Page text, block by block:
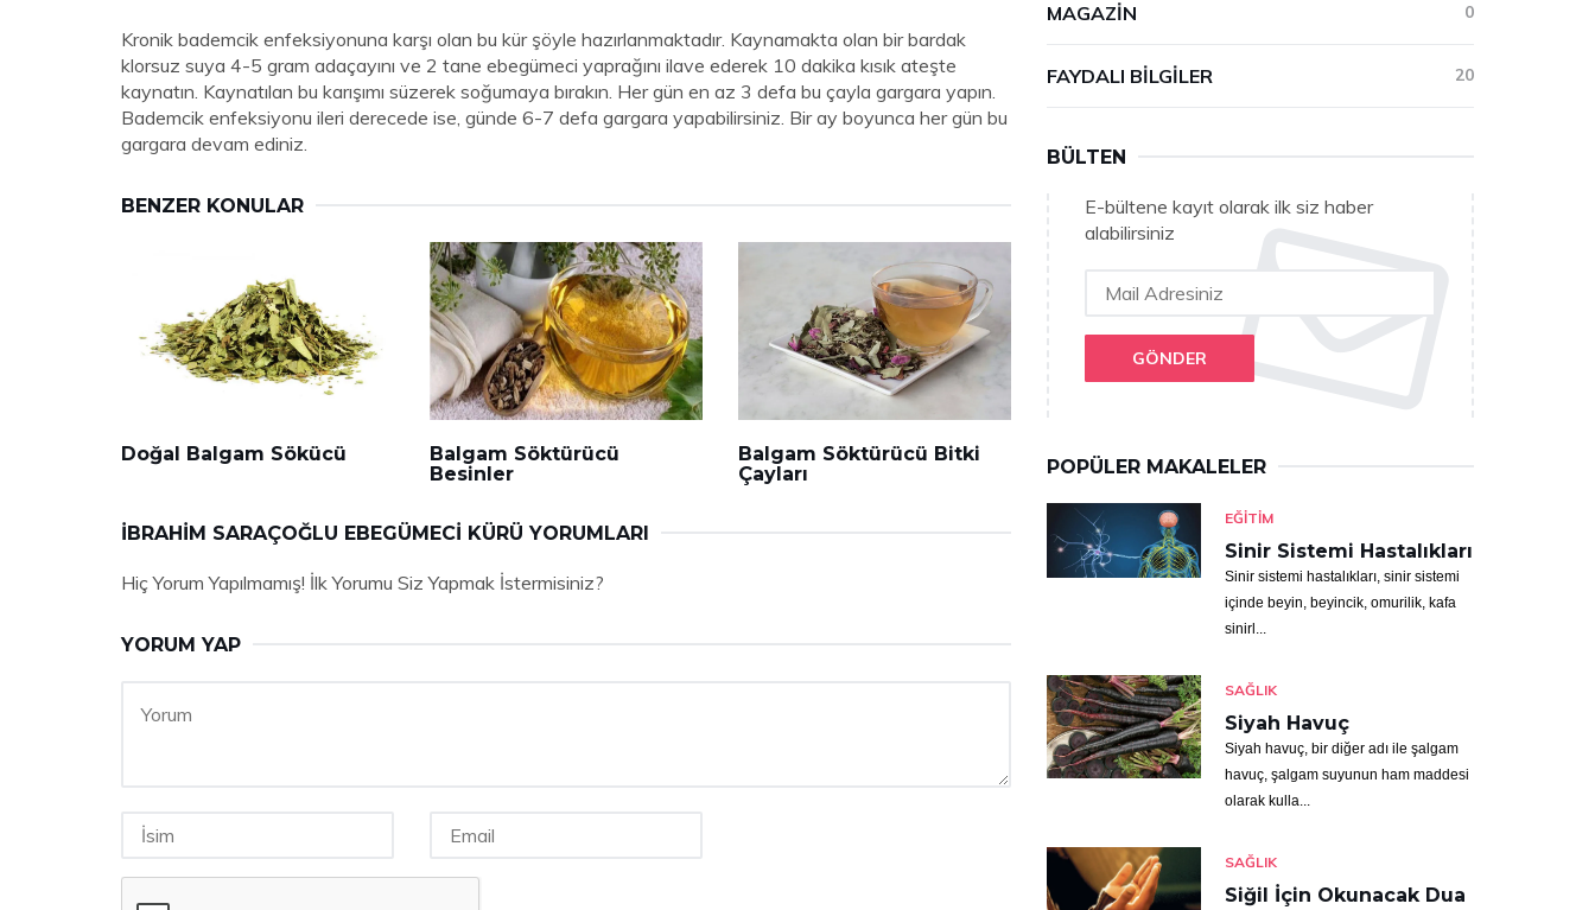
Kronik bademcik enfeksiyonuna karşı olan bu kür şöyle hazırlanmaktadır. Kaynamakta olan bir bardak
klorsuz suya 4-5 gram adaçayını ve 2 tane ebegümeci yaprağını ilave ederek 10 dakika kısık ateşte
kaynatın. Kaynatılan bu karışımı süzerek soğumaya bırakın. Her gün en az 3 defa bu çayla gargara yapın.
Bademcik enfeksiyonu ileri derecede ise, günde 6-7 defa gargara yapabilirsiniz. Bir ay boyunca her gün bu
gargara devam ediniz.
BENZER KONULAR
Doğal Balgam Sökücü
Balgam Söktürücü
Besinler
Balgam Söktürücü Bitki
Çayları
İBRAHIM SARAÇOĞLU EBEGÜMECI KÜRÜ YORUMLARI
Hiç Yorum Yapılmamış! İlk Yorumu Siz Yapmak İstermisiniz?
YORUM YAP
MAGAZIN 0
FAYDALI BILGILER 20
BÜLTEN
E-bültene kayıt olarak ilk siz haber
alabilirsiniz
GÖNDER
POPÜLER MAKALELER
EĞITIM
Sinir Sistemi Hastalıkları
Sinir sistemi hastalıkları, sinir sistemi
içinde beyin, beyincik, omurilik, kafa
sinirl...
SAĞLIK
Siyah Havuç
Siyah havuç, bir diğer adı ile şalgam
havuç, şalgam suyunun ham maddesi
olarak kulla...
SAĞLIK
Siğil İçin Okunacak Dua